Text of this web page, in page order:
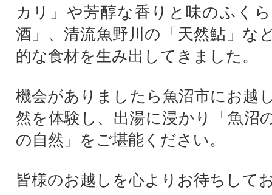
カリ」や芳醇な香りと味のふく
酒」、清流魚野川の「天然鮎」な
的な食材を生み出してきました。
機会がありましたら魚沼市にお越
然を体験し、出湯に浸かり「魚沼
の自然」をご堪能ください。
皆様のお越しを心よりお待ちして